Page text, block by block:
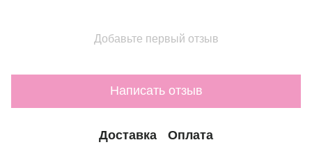
Добавьте первый отзыв
Написать отзыв
Доставка Оплата